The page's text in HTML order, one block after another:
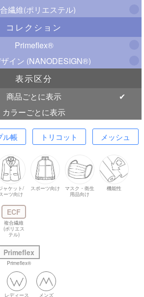
繊維(ポリエステル)
コレクション
Primeflex®
イン (NANODESIGN®)
表示区分
商品ごとに表示
カラーごとに表示
ル帳 トリコット メッシュ
ャケット/
ーツ向け
スポーツ向け
マスク・衛生
用品向け
機能性
ECF
複合繊維
(ポリエス
テル)
Primeflex
Primeflex®
レディース メンズ